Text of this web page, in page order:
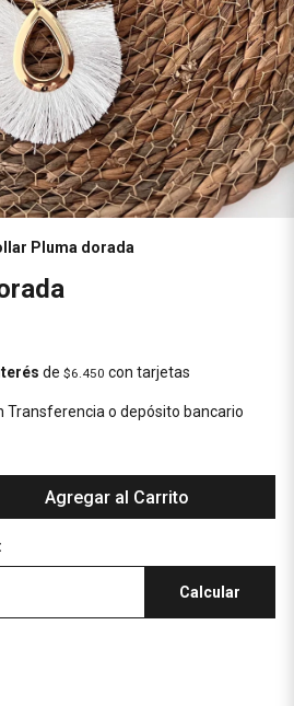
Pluma dorada
de $6.450 con tarjetas
Transferencia o depósito bancario
Agregar al Carrito
Calcular